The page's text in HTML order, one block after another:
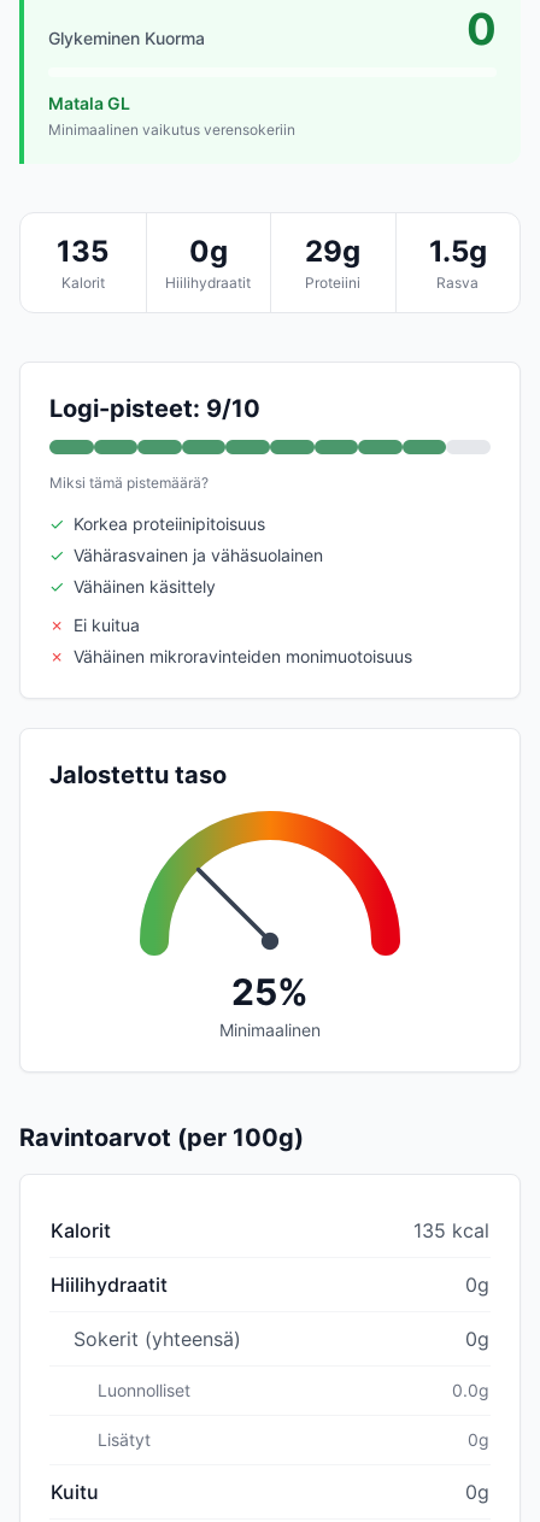
Glykeminen Kuorma 0
Matala GL
Minimaalinen vaikutus verensokeriin
135
Kalorit
0g
Hiilihydraatit
29g
Proteiini
1.5g
Rasva
Logi-pisteet: 9/10
Miksi tämä pistemäärä?
✓ Korkea proteiinipitoisuus
✓ Vähärasvainen ja vähäsuolainen
✓ Vähäinen käsittely
✗
Ei kuitua
✗ Vähäinen mikroravinteiden monimuotoisuus
Jalostettu taso
25%
Minimaalinen
Ravintoarvot (per 100g)
Kalorit 135 kcal
Hiilihydraatit 0g
Sokerit (yhteensä) 0g
Luonnolliset 0.0g
Lisätyt 0g
Kuitu 0g